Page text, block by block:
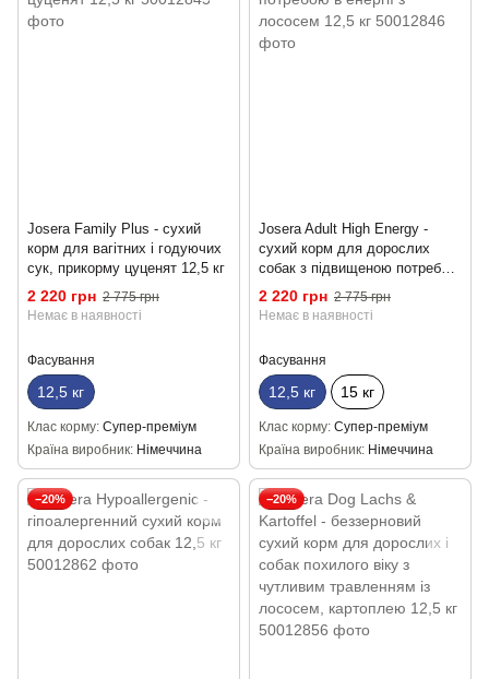
Josera Family Plus - сухий
корм для вагітних і годуючих
сук, прикорму цуценят 12,5 кг
2 220 грн 2 775 грн
Немає в наявності
Фасування
12,5 кг
Клас корму Супер-преміум
Країна виробник Німеччина
Josera Adult High Energy -
сухий корм для дорослих
собак з підвищеною потребою
в енергії з лососем 12,5 кг
2 220 грн 2 775 грн
Немає в наявності
Фасування
12,5 кг 15 кг
Клас корму Супер-преміум
Країна виробник Німеччина
−20% −20%